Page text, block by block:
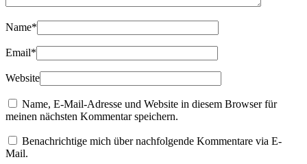
Name*
Email*
Website
Name, E-Mail-Adresse und Website in diesem Browser für
meinen nächsten Kommentar speichern.
Benachrichtige mich über nachfolgende Kommentare via E-
Mail.